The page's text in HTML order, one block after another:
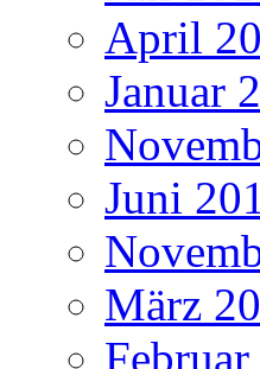
April
Januar
Juni
März